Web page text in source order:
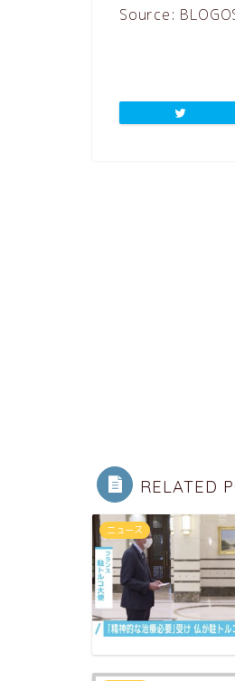
Source:
RELATED
ニュース